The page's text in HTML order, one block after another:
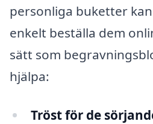
personliga buketter
enkelt beställa dem
sätt som
hjälpa:
Tröst för de